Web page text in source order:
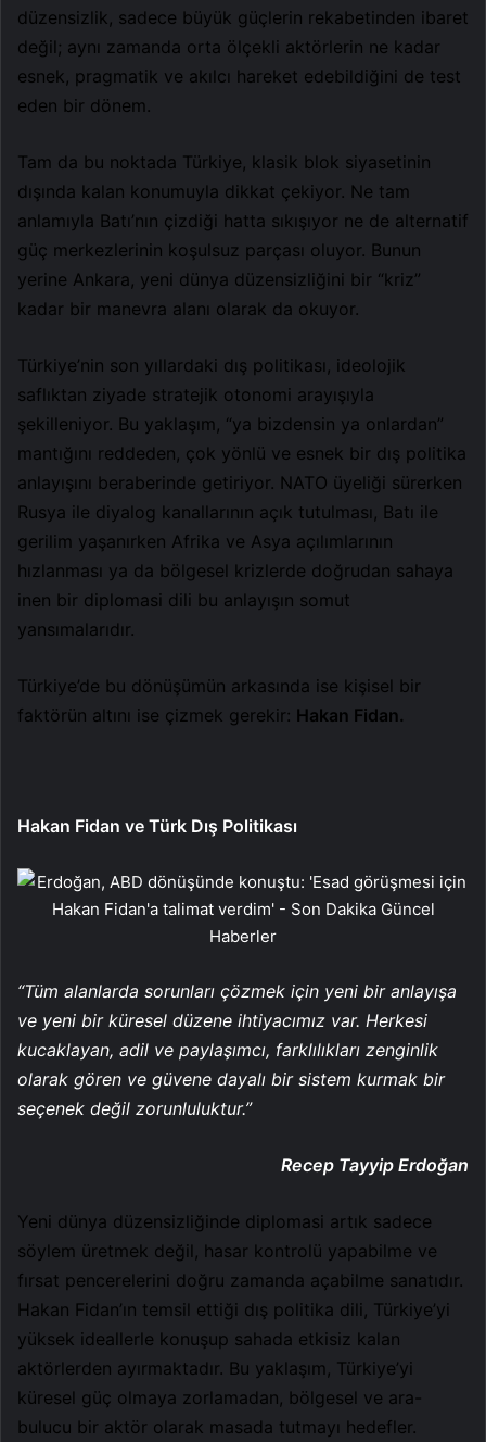
düzensizlik, sadece büyük güçlerin rekabetinden ibaret
değil; aynı zamanda orta ölçekli aktörlerin ne kadar
esnek, pragmatik ve akılcı hareket edebildiğini de test
eden bir dönem.
Tam da bu noktada Türkiye, klasik blok siyasetinin
dışında kalan konumuyla dikkat çekiyor. Ne tam
anlamıyla Batı’nın çizdiği hatta sıkışıyor ne de alternatif
güç merkezlerinin koşulsuz parçası oluyor. Bunun
yerine Ankara, yeni dünya düzensizliğini bir “kriz”
kadar bir manevra alanı olarak da okuyor.
Türkiye’nin son yıllardaki dış politikası, ideolojik
saflıktan ziyade stratejik otonomi arayışıyla
şekilleniyor. Bu yaklaşım, “ya bizdensin ya onlardan”
mantığını reddeden, çok yönlü ve esnek bir dış politika
anlayışını beraberinde getiriyor. NATO üyeliği sürerken
Rusya ile diyalog kanallarının açık tutulması, Batı ile
gerilim yaşanırken Afrika ve Asya açılımlarının
hızlanması ya da bölgesel krizlerde doğrudan sahaya
inen bir diplomasi dili bu anlayışın somut
yansımalarıdır.
Türkiye’de bu dönüşümün arkasında ise kişisel bir
faktörün altını ise çizmek gerekir: Hakan Fidan.
Hakan Fidan ve Türk Dış Politikası
“Tüm alanlarda sorunları çözmek için yeni bir anlayışa
ve yeni bir küresel düzene ihtiyacımız var. Herkesi
kucaklayan, adil ve paylaşımcı, farklılıkları zenginlik
olarak gören ve güvene dayalı bir sistem kurmak bir
seçenek değil zorunluluktur.”
Recep Tayyip Erdoğan
Yeni dünya düzensizliğinde diplomasi artık sadece
söylem üretmek değil, hasar kontrolü yapabilme ve
fırsat pencerelerini doğru zamanda açabilme sanatıdır.
Hakan Fidan’ın temsil ettiği dış politika dili, Türkiye’yi
yüksek ideallerle konuşup sahada etkisiz kalan
aktörlerden ayırmaktadır. Bu yaklaşım, Türkiye’yi
küresel güç olmaya zorlamadan, bölgesel ve ara-
bulucu bir aktör olarak masada tutmayı hedefler.